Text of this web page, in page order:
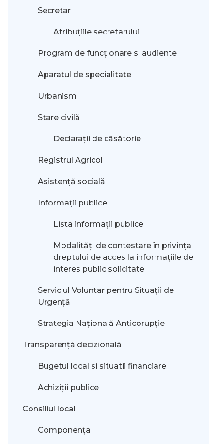
Secretar
Atribuțiile secretarului
Program de funcționare si audiente
Aparatul de specialitate
Urbanism
Stare civilă
Declarații de căsătorie
Registrul Agricol
Asistență socială
Informații publice
Lista informații publice
Modalităţi de contestare în privinţa
dreptului de acces la informaţiile de
interes public solicitate
Serviciul Voluntar pentru Situații de
Urgență
Strategia Națională Anticorupție
Transparență decizională
Bugetul local si situatii financiare
Achiziții publice
Consiliul local
Componența